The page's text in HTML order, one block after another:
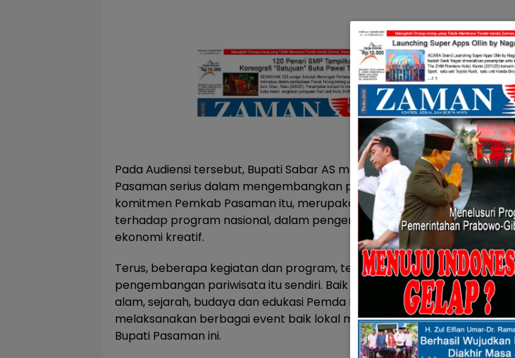
Pada Audiensi tersebut, Bupati Sabar AS memaparkan , bahwa
Pasaman serius dalam mengembangkan pariwisata. Dan
komitmen Pemkab Pasaman itu, merupakan bentuk dukungan
terhadap program nasional, dalam pengembangan pariwisata dan
ekonomi kreatif.
Terus, beberapa kegiatan dan program, telah dilaksanakan untuk
pengembangan pariwisata itu sendiri. Baik penggalian potensi
alam, sejarah, budaya dan edukasi Pemda Pasaman juga telah
melaksanakan berbagai event baik lokal maupun nasional, terang
Bupati Pasaman ini.